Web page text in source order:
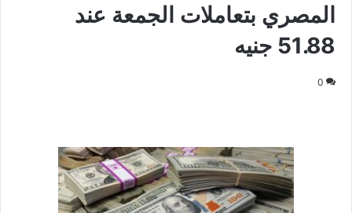
المصري بتعاملات الجمعة عند
51.88 جنيه
0